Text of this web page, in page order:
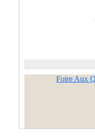
Foire Aux